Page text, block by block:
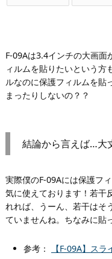
F-09Aは3.4インチの大画面
ィルムを貼りたいという方
ルなのに保護フィルムを貼
まったりしないの？？
結論から言えば…大
実際僕のF-09Aには保護フ
気に使えております！若干
れれば、うーん、若干はそ
ていませんね。ちなみに貼
参考： 【F-09A】ス